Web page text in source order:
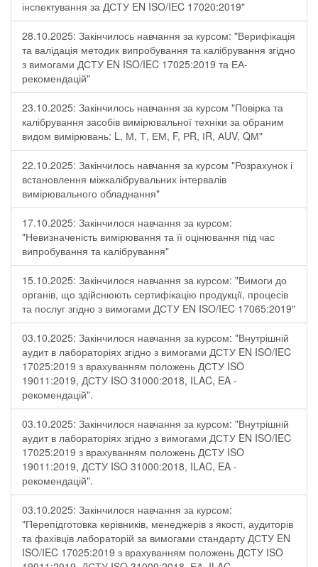
інспектування за ДСТУ EN ISO/IEC 17020:2019"
28.10.2025: Закінчилось навчання за курсом: "Верифікація
та валідація методик випробування та калібрування згідно
з вимогами ДСТУ EN ISO/IEC 17025:2019 та ЕА-
рекомендацій"
23.10.2025: Закінчилось навчання за курсом "Повірка та
калібрування засобів вимірювальної техніки за обраним
видом вимірювань: L, М, Т, ЕМ, F, РR, ІR, АUV, QМ"
22.10.2025: Закінчилось навчання за курсом "Розрахунок і
встановлення міжкалібрувальних інтервалів
вимірювального обладнання"
17.10.2025: Закінчилося навчання за курсом:
"Невизначеність вимірювання та її оцінювання під час
випробування та калібрування"
15.10.2025: Закінчилося навчання за курсом: "Вимоги до
органів, що здійснюють сертифікацію продукції, процесів
та послуг згідно з вимогами ДСТУ EN ISO/IEC 17065:2019"
03.10.2025: Закінчилося навчання за курсом: "Внутрішній
аудит в лабораторіях згідно з вимогами ДСТУ EN ISO/IEC
17025:2019 з врахуванням положень ДСТУ ISO
19011:2019, ДСТУ ISO 31000:2018, ILAC, EA -
рекомендацій".
03.10.2025: Закінчилося навчання за курсом: "Внутрішній
аудит в лабораторіях згідно з вимогами ДСТУ EN ISO/IEC
17025:2019 з врахуванням положень ДСТУ ISO
19011:2019, ДСТУ ISO 31000:2018, ILAC, EA -
рекомендацій".
03.10.2025: Закінчилося навчання за курсом:
"Перепідготовка керівників, менеджерів з якості, аудиторів
та фахівців лабораторій за вимогами стандарту ДСТУ EN
ISO/IEC 17025:2019 з врахуванням положень ДСТУ ISO